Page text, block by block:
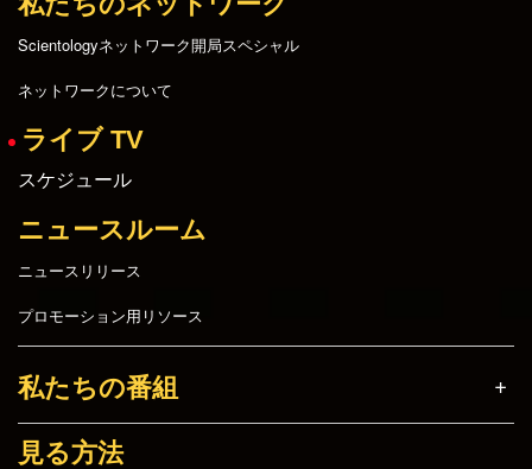
Scientologyネットワーク開局スペシャル
ネットワークについて
ライブ TV
スケジュール
ニュースルーム
ニュースリリース
プロモーション用リソース
私たちの番組
見る方法